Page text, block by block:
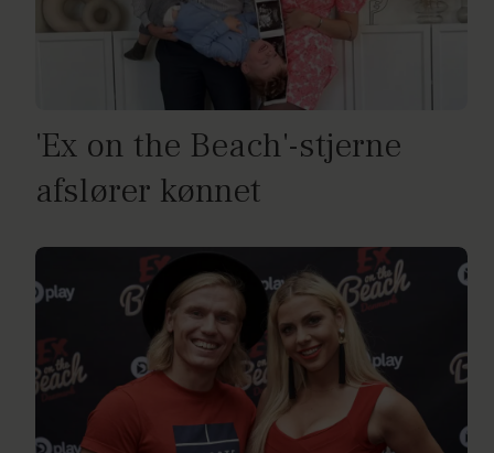
'Ex on the Beach'-stjerne
afslører kønnet